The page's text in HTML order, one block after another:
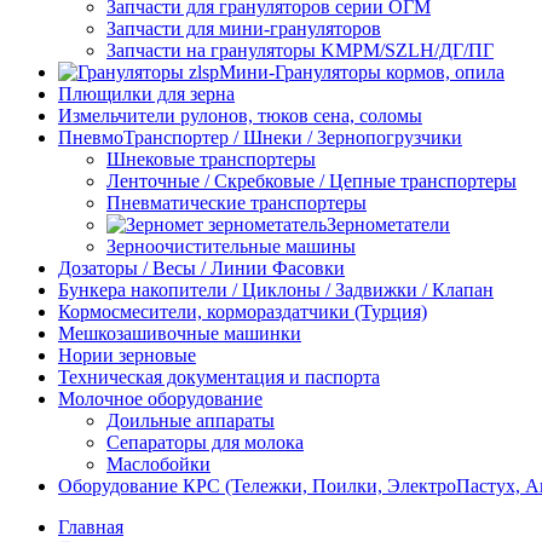
Запчасти для грануляторов серии ОГМ
Запчасти для мини-грануляторов
Запчасти на грануляторы KMPM/SZLH/ДГ/ПГ
Мини-Грануляторы кормов, опила
Плющилки для зерна
Измельчители рулонов, тюков сена, соломы
ПневмоТранспортер / Шнеки / Зернопогрузчики
Шнековые транспортеры
Ленточные / Скребковые / Цепные транспортеры
Пневматические транспортеры
Зернометатели
Зерноочистительные машины
Дозаторы / Весы / Линии Фасовки
Бункера накопители / Циклоны / Задвижки / Клапан
Кормосмесители, кормораздатчики (Турция)
Мешкозашивочные машинки
Нории зерновые
Техническая документация и паспорта
Молочное оборудование
Доильные аппараты
Сепараторы для молока
Маслобойки
Оборудование КРС (Тележки, Поилки, ЭлектроПастух,
Главная